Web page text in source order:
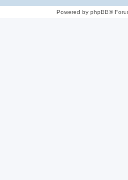
Powered by phpBB®